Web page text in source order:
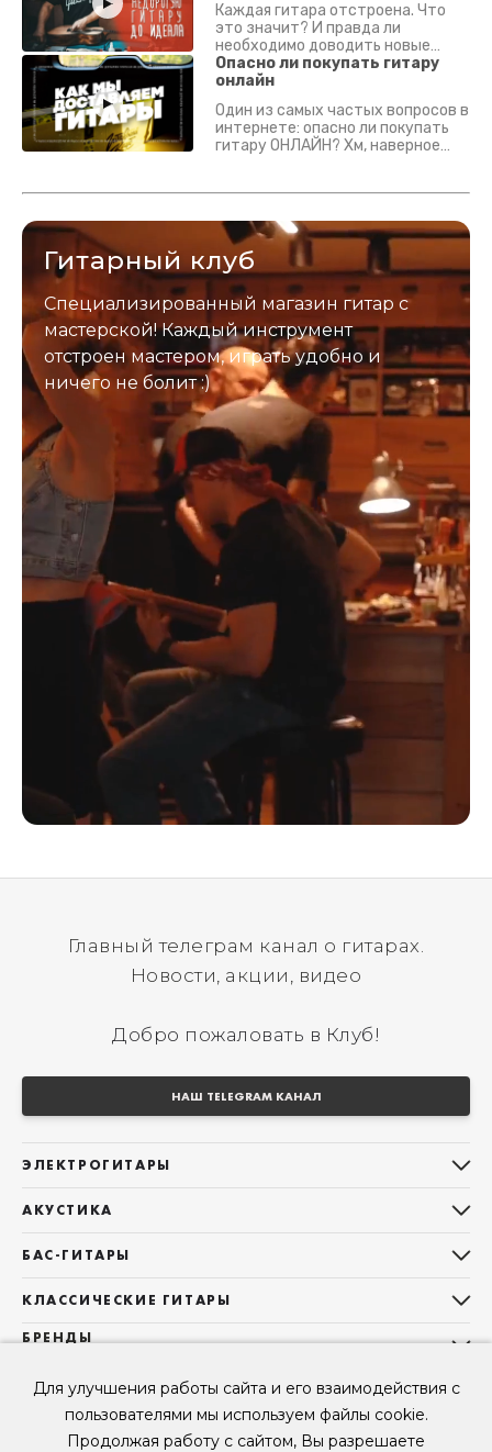
Для улучшения работы сайта и его взаимодействия с
пользователями мы используем файлы cookie.
Продолжая работу с сайтом, Вы разрешаете
Каждая гитара отстроена. Что
это значит? И правда ли
необходимо доводить новые
гитары? Если кратко - да.
Подробно - в видео :)
Опасно ли покупать гитару
онлайн
Один из самых частых вопросов в
интернете: опасно ли покупать
гитару ОНЛАЙН? Хм, наверное
застрахован. Случись что -
Гитарный клуб
Специализированный магазин гитар с
мастерской! Каждый инструмент
отстроен мастером, играть удобно и
ничего не болит :)
Главный телеграм канал о гитарах.
Новости, акции, видео
Добро пожаловать в Клуб!
НАШ TELEGRAM КАНАЛ
ЭЛЕКТРОГИТАРЫ
Telecaster
Les Paul
Superstrat
АКУСТИКА
Фолки (ОМ, 000, 00)
Гранд Аудиториум
Б/У, уцененные гитары
БАС-ГИТАРЫ
Precision Bass
Б/У, уцененные гитары
КЛАССИЧЕСКИЕ ГИТАРЫ
Все классические гитары
Б/У, уцененные гитары
БРЕНДЫ
Sigma Guitars
Enya Guitars
Fender
Контакты
Мы в Telegram